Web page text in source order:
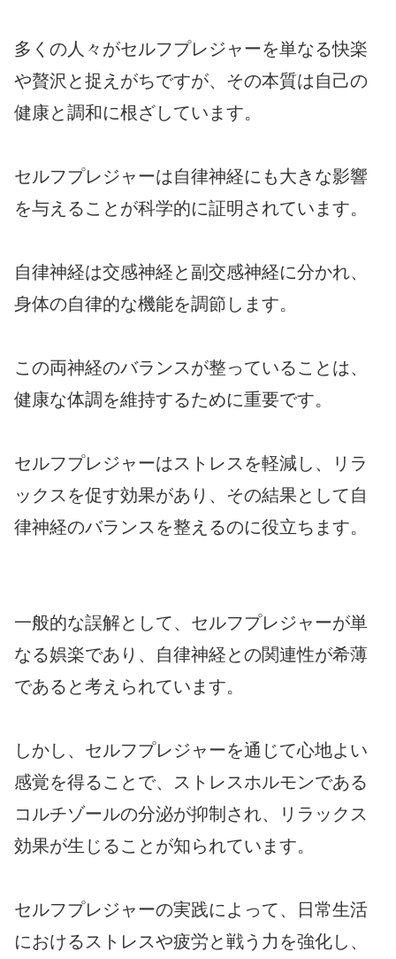
多くの人々がセルフプレジャーを単なる快楽
や贅沢と捉えがちですが、その本質は自己の
健康と調和に根ざしています。
セルフプレジャーは自律神経にも大きな影響
を与えることが科学的に証明されています。
自律神経は交感神経と副交感神経に分かれ、
身体の自律的な機能を調節します。
この両神経のバランスが整っていることは、
健康な体調を維持するために重要です。
セルフプレジャーはストレスを軽減し、リラ
ックスを促す効果があり、その結果として自
律神経のバランスを整えるのに役立ちます。
一般的な誤解として、セルフプレジャーが単
なる娯楽であり、自律神経との関連性が希薄
であると考えられています。
しかし、セルフプレジャーを通じて心地よい
感覚を得ることで、ストレスホルモンである
コルチゾールの分泌が抑制され、リラックス
効果が生じることが知られています。
セルフプレジャーの実践によって、日常生活
におけるストレスや疲労と戦う力を強化し、